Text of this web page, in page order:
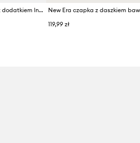
New Era baseball cap z dodatkiem lnu 9TWENTY®
119,99 zł